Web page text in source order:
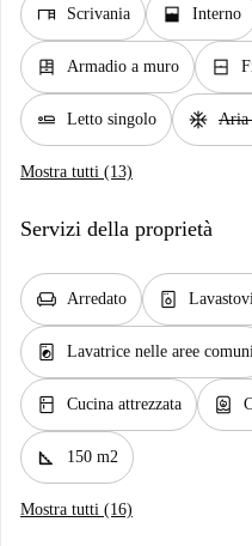
desk Scrivania window_open Interno
dresser Armadio a muro window_closed
airline_seat_flat Letto singolo ac_unit Aria
Mostra tutti (13)
Servizi della proprietà
chair Arredato dishwasher_gen
local_laundry_service Lavatrice nelle aree
kitchen Cucina attrezzata water_heater
square_foot 150 m2
Mostra tutti (16)